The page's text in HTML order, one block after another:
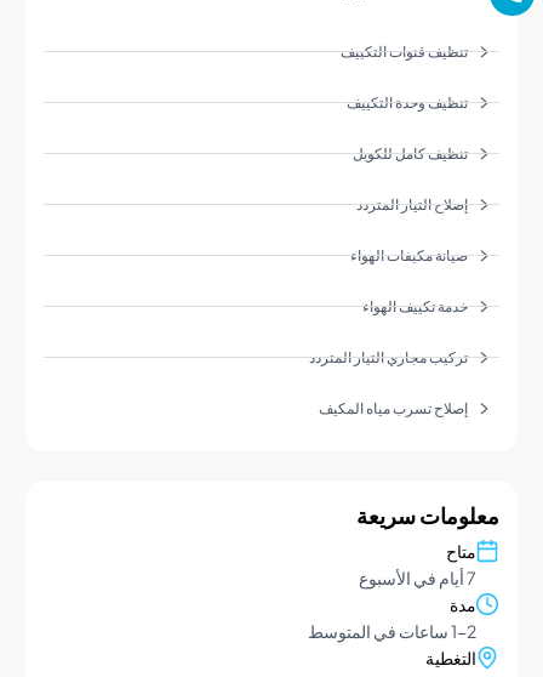
تنظيف قنوات التكييف
تنظيف وحدة التكييف
تنظيف كامل للكويل
إصلاح التيار المتردد
صيانة مكيفات الهواء
خدمة تكييف الهواء
تركيب مجاري التيار المتردد
إصلاح تسرب مياه المكيف
سريعة